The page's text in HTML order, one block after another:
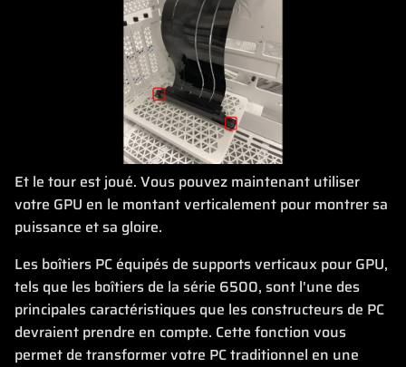
Et le tour est joué. Vous pouvez maintenant utiliser
votre GPU en le montant verticalement pour montrer sa
puissance et sa gloire.
Les boîtiers PC équipés de supports verticaux pour GPU,
tels que les boîtiers de la série 6500, sont l'une des
principales caractéristiques que les constructeurs de PC
devraient prendre en compte. Cette fonction vous
permet de transformer votre PC traditionnel en une